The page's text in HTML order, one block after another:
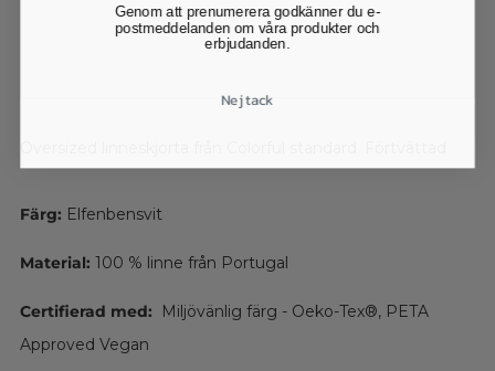
Färg: Elfenbensvit
Material: 100 % linne från Portugal
Certifierad med:
Miljövänlig färg - Oeko-Tex®, PETA
Approved Vegan
Genom att prenumerera godkänner du e-
postmeddelanden om våra produkter och
erbjudanden.
Nej tack